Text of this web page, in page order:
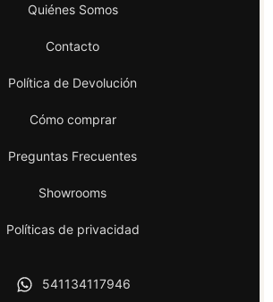
Quiénes Somos
Contacto
Política de Devolución
Cómo comprar
Preguntas Frecuentes
Showrooms
Políticas de privacidad
541134117946